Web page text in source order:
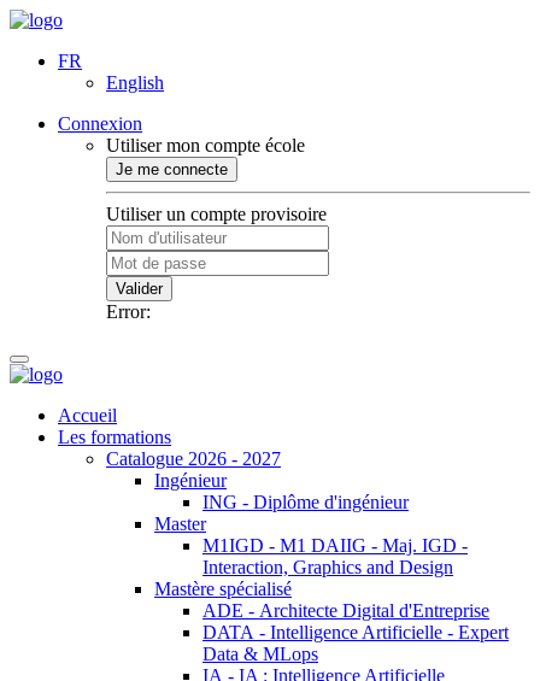
FR
English
Connexion
Utiliser mon compte école
Je me connecte
Utiliser un compte provisoire
Valider
Error:
Accueil
Les formations
Catalogue 2026 - 2027
Ingénieur
ING - Diplôme d'ingénieur
Master
M1IGD - M1 DAIIG - Maj. IGD -
Interaction, Graphics and Design
Mastère spécialisé
ADE - Architecte Digital d'Entreprise
DATA - Intelligence Artificielle - Expert
Data & MLops
IA - IA : Intelligence Artificielle